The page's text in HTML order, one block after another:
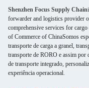
Shenzhen Focus Supply Chain
forwarder and logistics provider
comprehensive services for
of Commerce of ChinaSomos
transporte de carga a granel,
transporte de RORO e assim por
de transporte integrado,
experiência operacional.